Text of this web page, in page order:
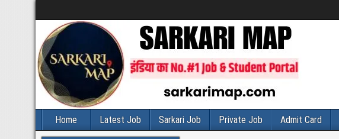
Home Latest Job Sarkari Job Private Job Admit Card